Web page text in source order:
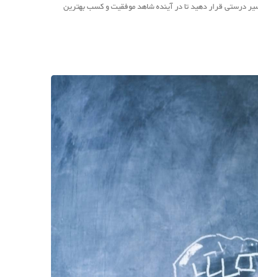
درستی قرار دهید تا در آینده شاهد موفقیت و کسب بهترین